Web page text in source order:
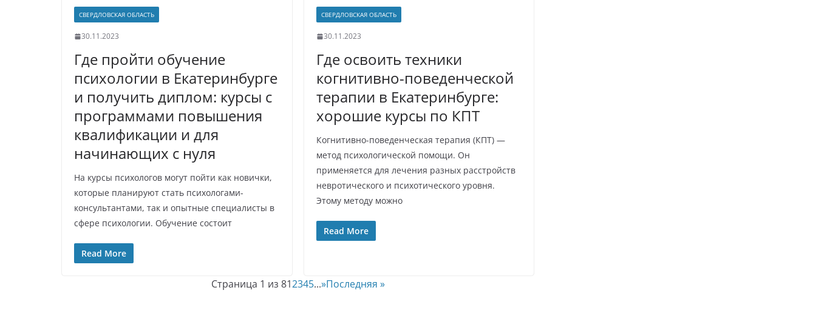
СВЕРДЛОВСКАЯ ОБЛАСТЬ
30.11.2023
Где пройти обучение
психологии в Екатеринбурге
и получить диплом: курсы с
программами повышения
квалификации и для
начинающих с нуля
На курсы психологов могут пойти как новички,
которые планируют стать психологами-
консультантами, так и опытные специалисты в
сфере психологии. Обучение состоит
Read More
СВЕРДЛОВСКАЯ ОБЛАСТЬ
30.11.2023
Где освоить техники
когнитивно-поведенческой
терапии в Екатеринбурге:
хорошие курсы по КПТ
Когнитивно-поведенческая терапия (КПТ) —
метод психологической помощи. Он
применяется для лечения разных расстройств
невротического и психотического уровня.
Этому методу можно
Read More
Страница 1 из 812345...»Последняя »